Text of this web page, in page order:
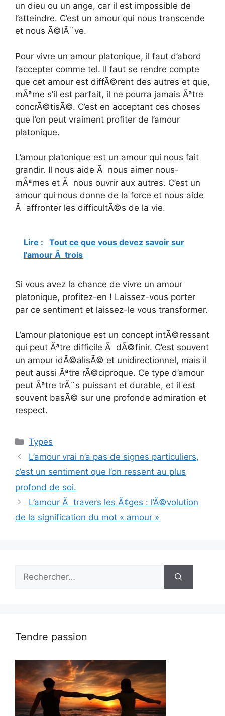
un dieu ou un ange, car il est impossible de
l’atteindre. C’est un amour qui nous transcende
et nous Ã©lÃ¨ve.
Pour vivre un amour platonique, il faut d’abord
l’accepter comme tel. Il faut se rendre compte
que cet amour est diffÃ©rent des autres et que,
mÃªme s’il est parfait, il ne pourra jamais Ãªtre
concrÃ©tisÃ©. C’est en acceptant ces choses
que l’on peut vraiment profiter de l’amour
platonique.
L’amour platonique est un amour qui nous fait
grandir. Il nous aide Ã nous aimer nous-
mÃªmes et Ã nous ouvrir aux autres. C’est un
amour qui nous donne de la force et nous aide
Ã affronter les difficultÃ©s de la vie.
Lire :
Tout ce que vous devez savoir sur
l'amour Ã trois
Si vous avez la chance de vivre un amour
platonique, profitez-en ! Laissez-vous porter
par ce sentiment et laissez-le vous transformer.
L’amour platonique est un concept intÃ©ressant
qui peut Ãªtre difficile Ã dÃ©finir. C’est souvent
un amour idÃ©alisÃ© et unidirectionnel, mais il
peut aussi Ãªtre rÃ©ciproque. Ce type d’amour
peut Ãªtre trÃ¨s puissant et durable, et il est
souvent basÃ© sur une profonde admiration et
respect.
Catégories
Types
L’amour vrai n’a pas de signes particuliers,
c’est un sentiment que l’on ressent au plus
profond de soi.
L’amour Ã travers les Ã¢ges : l’Ã©volution
de la signification du mot « amour »
Rechercher :
Tendre passion